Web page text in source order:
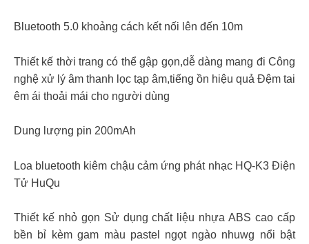
Bluetooth 5.0 khoảng cách kết nối lên đến 10m
Thiết kế thời trang có thể gập gọn,dễ dàng mang đi Công
nghệ xử lý âm thanh lọc tạp âm,tiếng ồn hiệu quả Đệm tai
êm ái thoải mái cho người dùng
Dung lượng pin 200mAh
Loa bluetooth kiêm chậu cảm ứng phát nhạc HQ-K3 Điện
Tử HuQu
Thiết kế nhỏ gọn Sử dụng chất liệu nhựa ABS cao cấp
bền bỉ kèm gam màu pastel ngọt ngào nhuwg nổi bật